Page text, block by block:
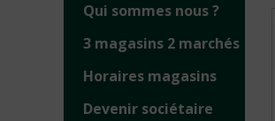
Qui sommes nous ?
3 magasins 2 marchés
Horaires magasins
Devenir sociétaire